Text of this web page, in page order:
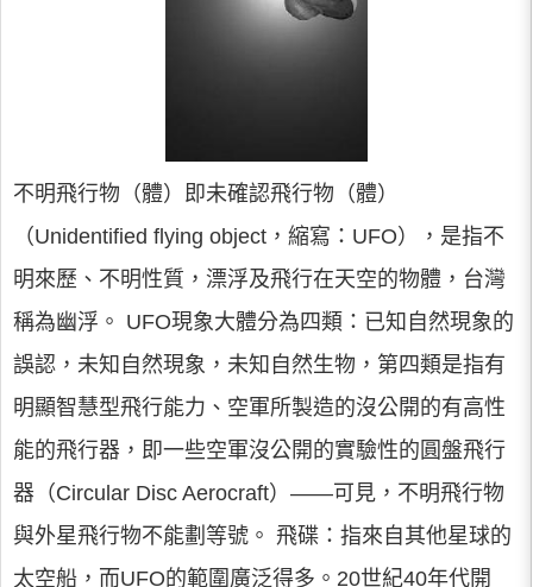
不明飛行物（體）即未確認飛行物（體）
（Unidentified flying object，縮寫：UFO），是指不
明來歷、不明性質，漂浮及飛行在天空的物體，台灣
稱為幽浮。 UFO現象大體分為四類：已知自然現象的
誤認，未知自然現象，未知自然生物，第四類是指有
明顯智慧型飛行能力、空軍所製造的沒公開的有高性
能的飛行器，即一些空軍沒公開的實驗性的圓盤飛行
器（Circular Disc Aerocraft）——可見，不明飛行物
與外星飛行物不能劃等號。 飛碟：指來自其他星球的
太空船，而UFO的範圍廣泛得多。20世紀40年代開